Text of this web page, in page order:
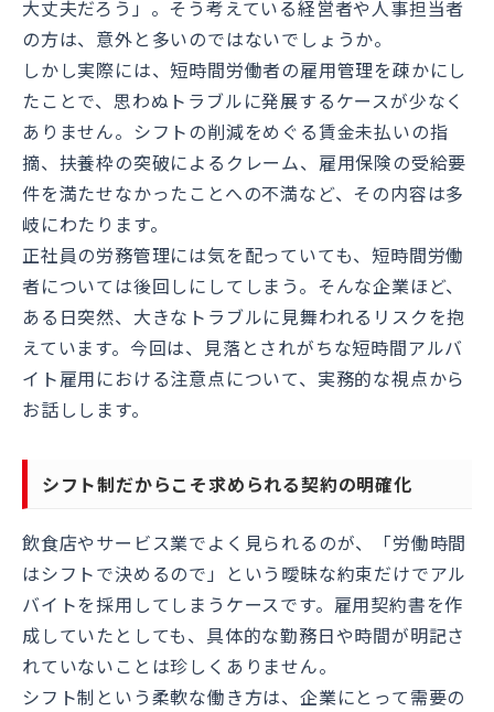
大丈夫だろう」。そう考えている経営者や人事担当者
の方は、意外と多いのではないでしょうか。
しかし実際には、短時間労働者の雇用管理を疎かにし
たことで、思わぬトラブルに発展するケースが少なく
ありません。シフトの削減をめぐる賃金未払いの指
摘、扶養枠の突破によるクレーム、雇用保険の受給要
件を満たせなかったことへの不満など、その内容は多
岐にわたります。
正社員の労務管理には気を配っていても、短時間労働
者については後回しにしてしまう。そんな企業ほど、
ある日突然、大きなトラブルに見舞われるリスクを抱
えています。今回は、見落とされがちな短時間アルバ
イト雇用における注意点について、実務的な視点から
お話しします。
シフト制だからこそ求められる契約の明確化
飲食店やサービス業でよく見られるのが、「労働時間
はシフトで決めるので」という曖昧な約束だけでアル
バイトを採用してしまうケースです。雇用契約書を作
成していたとしても、具体的な勤務日や時間が明記さ
れていないことは珍しくありません。
シフト制という柔軟な働き方は、企業にとって需要の